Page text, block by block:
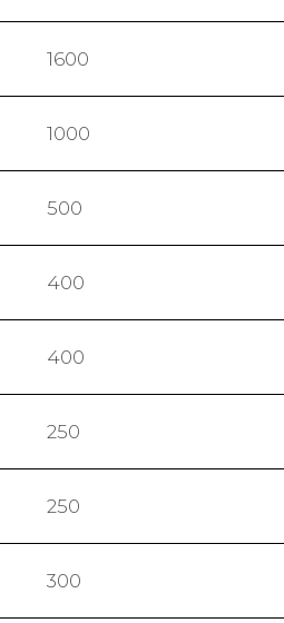
1600
1000
500
400
400
250
250
300